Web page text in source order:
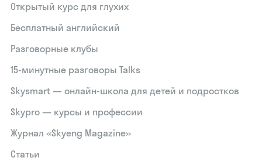
Открытый курс для глухих
Бесплатный английский
Разговорные клубы
15‑минутные разговоры Talks
Skysmart — онлайн-школа для детей и подростков
Skypro — курсы и профессии
Журнал «Skyeng Magazine»
Статьи